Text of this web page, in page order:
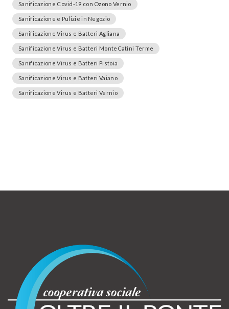
Sanificazione Covid-19 con Ozono Vernio
Sanificazione e Pulizie in Negozio
Sanificazione Virus e Batteri Agliana
Sanificazione Virus e Batteri MonteCatini Terme
Sanificazione Virus e Batteri Pistoia
Sanificazione Virus e Batteri Vaiano
Sanificazione Virus e Batteri Vernio